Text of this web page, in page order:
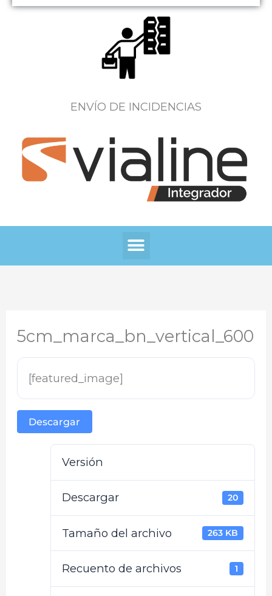
ENVÍO DE INCIDENCIAS
Menú
5cm_marca_bn_vertical_600
[featured_image]
Descargar
Versión
Descargar 20
Tamaño del archivo 263 KB
Recuento de archivos 1